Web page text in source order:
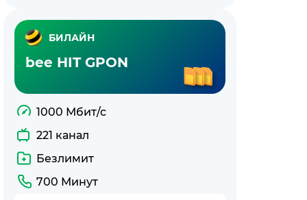
БИЛАЙН
bee HIT GPON
1000 Мбит/с
221 канал
Безлимит
700 Минут